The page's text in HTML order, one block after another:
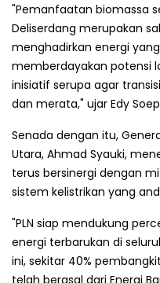
"Pemanfaatan biomassa
Deliserdang merupakan
menghadirkan energi
memberdayakan potensi
inisiatif serupa agar
dan merata," ujar Edy
Senada dengan itu,
Utara, Ahmad Syauki,
terus bersinergi dengan
sistem kelistrikan yang
"PLN siap mendukung
energi terbarukan di
ini, sekitar 40%
telah berasal dari Energi